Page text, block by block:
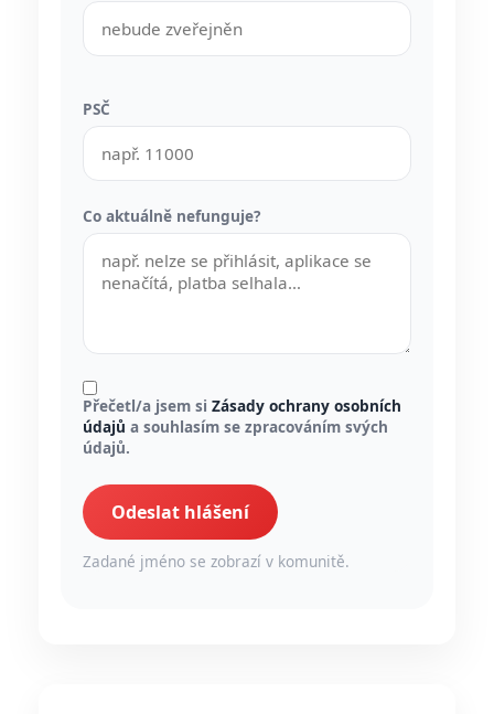
PSČ
Co aktuálně nefunguje?
Přečetl/a jsem si Zásady ochrany osobních
údajů a souhlasím se zpracováním svých
údajů.
Odeslat hlášení
Zadané jméno se zobrazí v komunitě.